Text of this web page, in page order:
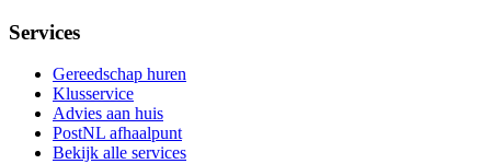
Services
Gereedschap huren
Klusservice
Advies aan huis
PostNL afhaalpunt
Bekijk alle services